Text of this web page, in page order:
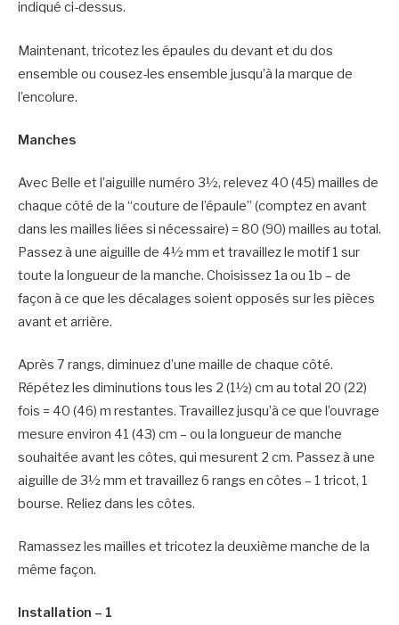
indiqué ci-dessus.
Maintenant, tricotez les épaules du devant et du dos
ensemble ou cousez-les ensemble jusqu’à la marque de
l’encolure.
Manches
Avec Belle et l’aiguille numéro 3½, relevez 40 (45) mailles de
chaque côté de la “couture de l’épaule” (comptez en avant
dans les mailles liées si nécessaire) = 80 (90) mailles au total.
Passez à une aiguille de 4½ mm et travaillez le motif 1 sur
toute la longueur de la manche. Choisissez 1a ou 1b – de
façon à ce que les décalages soient opposés sur les pièces
avant et arrière.
Après 7 rangs, diminuez d’une maille de chaque côté.
Répétez les diminutions tous les 2 (1½) cm au total 20 (22)
fois = 40 (46) m restantes. Travaillez jusqu’à ce que l’ouvrage
mesure environ 41 (43) cm – ou la longueur de manche
souhaitée avant les côtes, qui mesurent 2 cm. Passez à une
aiguille de 3½ mm et travaillez 6 rangs en côtes – 1 tricot, 1
bourse. Reliez dans les côtes.
Ramassez les mailles et tricotez la deuxième manche de la
même façon.
Installation – 1